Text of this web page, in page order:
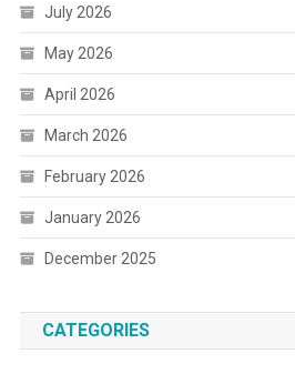
July 2026
May 2026
April 2026
March 2026
February 2026
January 2026
December 2025
CATEGORIES